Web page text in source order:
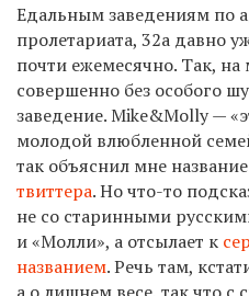
Едальным заведениям по
пролетариата, 32а давно
почти ежемесячно. Так, на
совершенно без особого
заведение.Mike&Molly—
молодой влюбленной
так объяснил мне
твиттера. Но что-то
не со старинными
и «Молли», а отсылает к
названием. Речь там,
а о лишнем весе, так что с